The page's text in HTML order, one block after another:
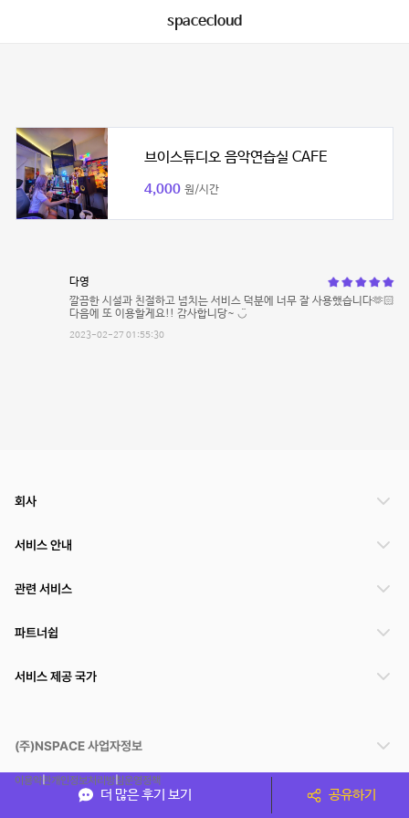
spacecloud
브이스튜디오 음악연습실 CAFE
4,000 원/시간
다영
깔끔한 시설과 친절하고 넘치는 서비스 덕분에 너무 잘 사용했습니다🫶🏻
다음에 또 이용할게요!! 감사합니당~ ◡̈
2023-02-27 01:55:30
더 많은 후기 보기 공유하기
회사
서비스 안내
관련 서비스
파트너쉽
서비스 제공 국가
(주)NSPACE 사업자정보
이용약관개인정보처리방침운영정책
스페이스클라우드는 통신판매중개자이며 통신판매의 당사자가 아닙니다. 따라서 스페이스클